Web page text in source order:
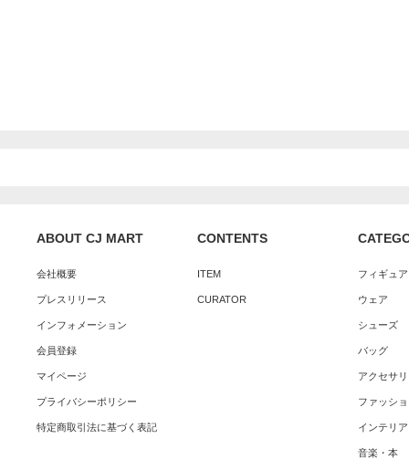
ABOUT CJ MART
会社概要
プレスリリース
インフォメーション
会員登録
マイページ
プライバシーポリシー
特定商取引法に基づく表記
CONTENTS
ITEM
CURATOR
フィギュ
ウェア
シューズ
バッグ
アクセサ
ファッシ
インテリア
音楽・本